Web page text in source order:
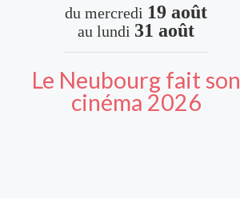
du mercredi 19 août
au lundi 31 août
Le Neubourg fait son
cinéma 2026